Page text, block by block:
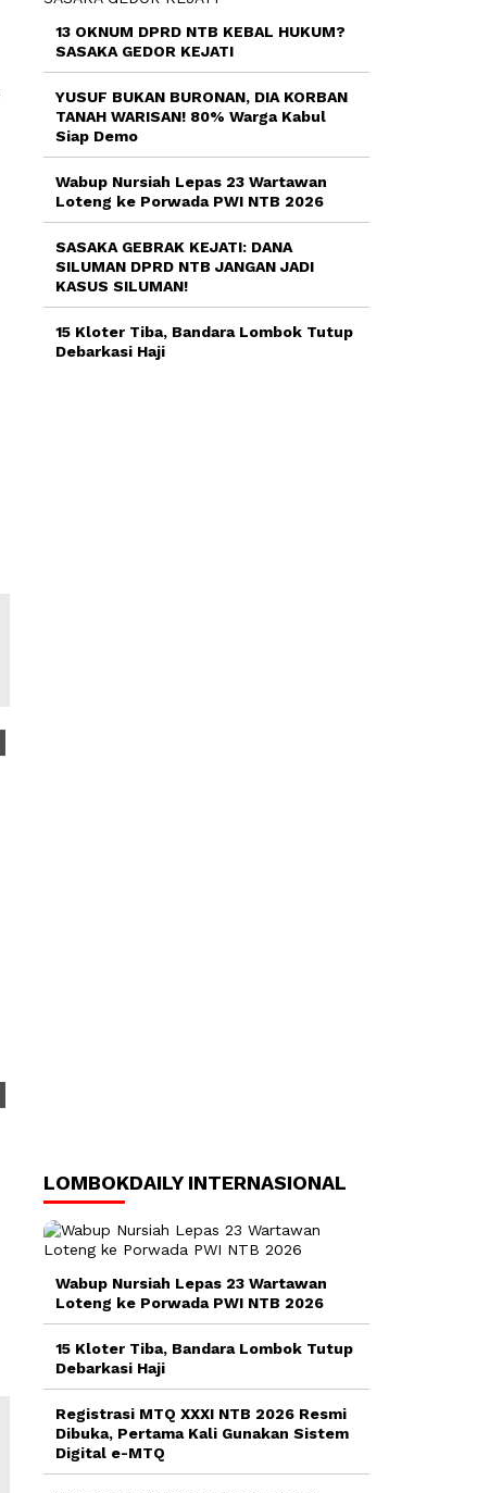
13 OKNUM DPRD NTB KEBAL HUKUM?
SASAKA GEDOR KEJATI
YUSUF BUKAN BURONAN, DIA KORBAN
TANAH WARISAN! 80% Warga Kabul
Siap Demo
Wabup Nursiah Lepas 23 Wartawan
Loteng ke Porwada PWI NTB 2026
SASAKA GEBRAK KEJATI: DANA
SILUMAN DPRD NTB JANGAN JADI
KASUS SILUMAN!
15 Kloter Tiba, Bandara Lombok Tutup
Debarkasi Haji
LOMBOKDAILY INTERNASIONAL
Wabup Nursiah Lepas 23 Wartawan
Loteng ke Porwada PWI NTB 2026
15 Kloter Tiba, Bandara Lombok Tutup
Debarkasi Haji
Registrasi MTQ XXXI NTB 2026 Resmi
Dibuka, Pertama Kali Gunakan Sistem
Digital e-MTQ